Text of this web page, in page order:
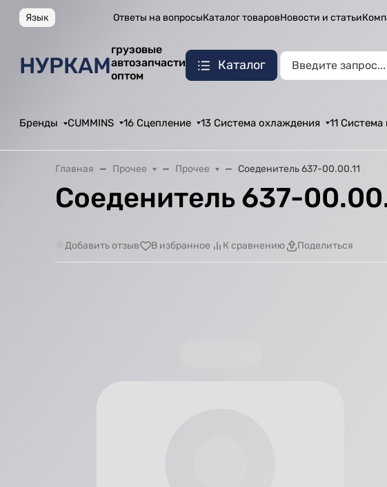
Язык Ответы на вопросыКаталог товаровНовости и статьи
НУРКАМ
грузовые
автозапчасти
оптом
Каталог
Бренды CUMMINS 16 Сцепление 13 Система охлаждения 11 Система
Главная Прочее Прочее Соеденитель 637-00.00.11
Соеденитель 637-
Добавить отзыв В избранное К сравнению Поделиться